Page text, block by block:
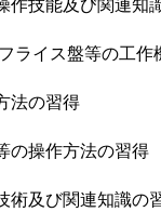
ライス盤等の工作
法の習得
の操作方法の習得
術及び関連知識の